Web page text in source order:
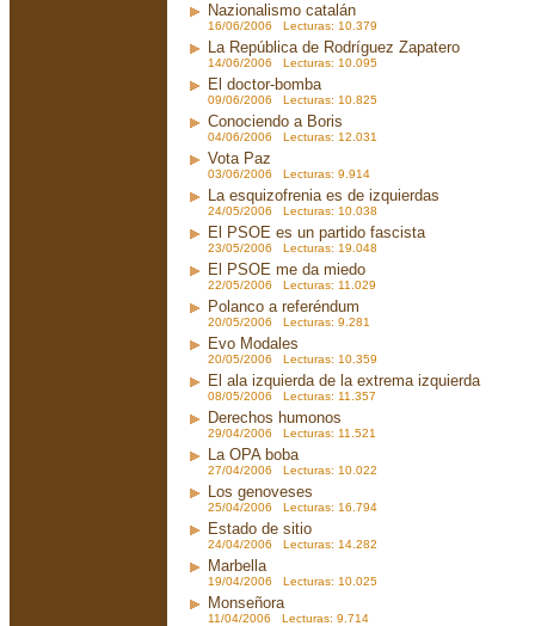
Nazionalismo catalán
16/06/2006 Lecturas: 10.379
La República de Rodríguez Zapatero
14/06/2006 Lecturas: 10.095
El doctor-bomba
09/06/2006 Lecturas: 10.825
Conociendo a Boris
04/06/2006 Lecturas: 12.031
Vota Paz
03/06/2006 Lecturas: 9.914
La esquizofrenia es de izquierdas
24/05/2006 Lecturas: 10.038
El PSOE es un partido fascista
23/05/2006 Lecturas: 19.048
El PSOE me da miedo
22/05/2006 Lecturas: 11.029
Polanco a referéndum
20/05/2006 Lecturas: 9.281
Evo Modales
20/05/2006 Lecturas: 10.359
El ala izquierda de la extrema izquierda
08/05/2006 Lecturas: 11.357
Derechos humonos
29/04/2006 Lecturas: 11.521
La OPA boba
27/04/2006 Lecturas: 10.022
Los genoveses
25/04/2006 Lecturas: 16.794
Estado de sitio
24/04/2006 Lecturas: 14.282
Marbella
19/04/2006 Lecturas: 10.025
Monseñora
11/04/2006 Lecturas: 9.714